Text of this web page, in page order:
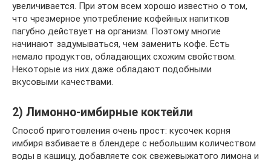
увеличивается. При этом всем хорошо известно о том,
что чрезмерное употребление кофейных напитков
пагубно действует на организм. Поэтому многие
начинают задумываться, чем заменить кофе. Есть
немало продуктов, обладающих схожим свойством.
Некоторые из них даже обладают подобными
вкусовыми качествами.
2) Лимонно-имбирные коктейли
Способ приготовления очень прост: кусочек корня
имбиря взбиваете в блендере с небольшим количеством
воды в кашицу, добавляете сок свежевыжатого лимона и